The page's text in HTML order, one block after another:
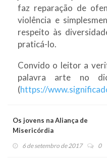
faz reparação de
violência e
respeito às
praticá-lo.
Convido o leitor a
palavra arte no
(https://
Os jovens na Aliança de
Misericórdia
6 de setembro de 2017 0